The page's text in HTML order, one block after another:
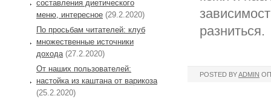
разниться.
POSTED BYADMIN
составления диетического
меню, интересное (29.2.2020)
По просьбам читателей: клуб
множественные источники
дохода (27.2.2020)
От наших пользователей:
настойка из каштана от варикоза
(25.2.2020)